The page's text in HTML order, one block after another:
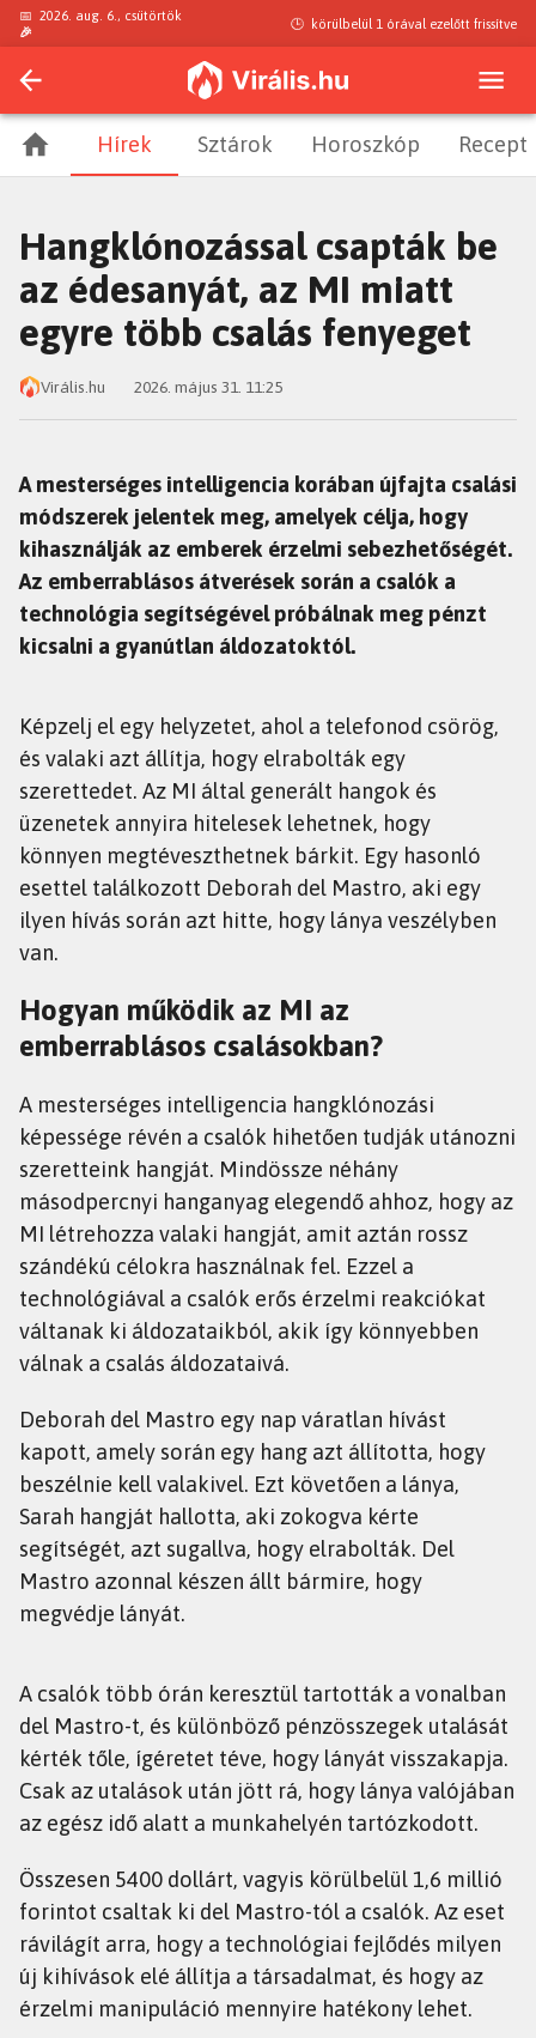
📅 2026. aug. 6., csütörtök
🎉
🕒 körülbelül 1 órával ezelőtt frissítve
Hírek Sztárok Horoszkóp Recept
Hangklónozással csapták be
az édesanyát, az MI miatt
egyre több csalás fenyeget
Virális.hu 2026. május 31. 11:25
A mesterséges intelligencia korában újfajta csalási
módszerek jelentek meg, amelyek célja, hogy
kihasználják az emberek érzelmi sebezhetőségét.
Az emberrablásos átverések során a csalók a
technológia segítségével próbálnak meg pénzt
kicsalni a gyanútlan áldozatoktól.
Képzelj el egy helyzetet, ahol a telefonod csörög,
és valaki azt állítja, hogy elrabolták egy
szerettedet. Az MI által generált hangok és
üzenetek annyira hitelesek lehetnek, hogy
könnyen megtéveszthetnek bárkit. Egy hasonló
esettel találkozott Deborah del Mastro, aki egy
ilyen hívás során azt hitte, hogy lánya veszélyben
van.
Hogyan működik az MI az
emberrablásos csalásokban?
A mesterséges intelligencia hangklónozási
képessége révén a csalók hihetően tudják utánozni
szeretteink hangját. Mindössze néhány
másodpercnyi hanganyag elegendő ahhoz, hogy az
MI létrehozza valaki hangját, amit aztán rossz
szándékú célokra használnak fel. Ezzel a
technológiával a csalók erős érzelmi reakciókat
váltanak ki áldozataikból, akik így könnyebben
válnak a csalás áldozataivá.
Deborah del Mastro egy nap váratlan hívást
kapott, amely során egy hang azt állította, hogy
beszélnie kell valakivel. Ezt követően a lánya,
Sarah hangját hallotta, aki zokogva kérte
segítségét, azt sugallva, hogy elrabolták. Del
Mastro azonnal készen állt bármire, hogy
megvédje lányát.
A csalók több órán keresztül tartották a vonalban
del Mastro-t, és különböző pénzösszegek utalását
kérték tőle, ígéretet téve, hogy lányát visszakapja.
Csak az utalások után jött rá, hogy lánya valójában
az egész idő alatt a munkahelyén tartózkodott.
Összesen 5400 dollárt, vagyis körülbelül 1,6 millió
forintot csaltak ki del Mastro-tól a csalók. Az eset
rávilágít arra, hogy a technológiai fejlődés milyen
új kihívások elé állítja a társadalmat, és hogy az
érzelmi manipuláció mennyire hatékony lehet.